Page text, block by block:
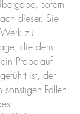
sofern
dieser. Sie
zu
die dem
Probelauf
ist, der
sonstigen Fällen